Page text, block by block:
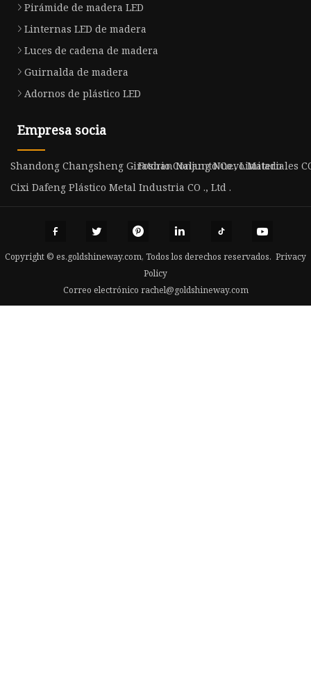
Pirámide de madera LED
Linternas LED de madera
Luces de cadena de madera
Guirnalda de madera
Adornos de plástico LED
Empresa socia
Shandong Changsheng Giratorio Conjunto Co., Limitado
Foshan Nalang Nuevo Materiales
Cixi Dafeng Plástico Metal Industria CO ., Ltd .
Copyright © es.goldshineway.com, Todos los derechos reservados. Privacy
Policy
Correo electrónico rachel@goldshineway.com